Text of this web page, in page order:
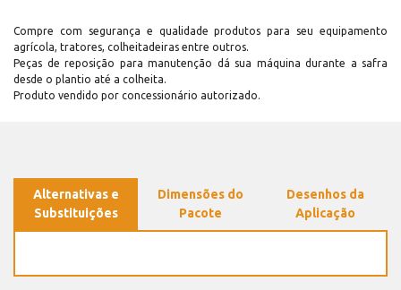
Compre com segurança e qualidade produtos para seu equipamento
agrícola, tratores, colheitadeiras entre outros.
Peças de reposição para manutenção dá sua máquina durante a safra
desde o plantio até a colheita.
Produto vendido por concessionário autorizado.
Alternativas e
Substituições
Dimensões do
Pacote
Desenhos da
Aplicação